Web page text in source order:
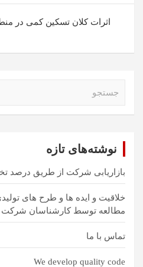
اثرات کلان تسکین کمی در
نوشته‌های تازه
بازاریابی شرکت از طریق درصد
خلاقیت و ایده ها و طرح های
مطالعه توسط کارشناسان شرکت
تماس با ما
We develop quality code